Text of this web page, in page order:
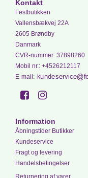
Kontakt
Festbutikken
Vallensbækvej 22A
2605 Brøndby
Danmark
CVR-nummer: 37898260
Mobil nr.: +4526212117
E-mail :
Information
Åbningstider Butikker
Kundeservice
Fragt og levering
Handelsbetingelser
Returnering af varer